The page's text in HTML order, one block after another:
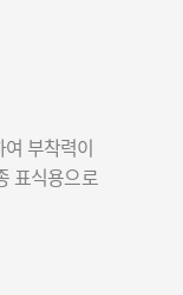
부착력이
표식용으로